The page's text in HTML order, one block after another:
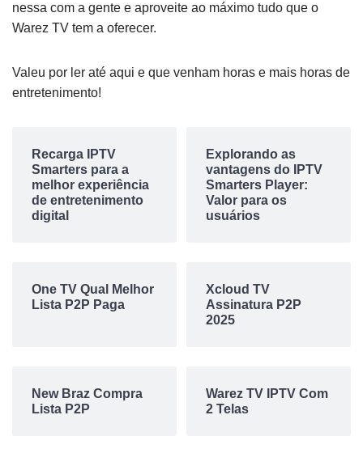
nessa com a gente e aproveite ao máximo tudo que o
Warez TV tem a oferecer.
Valeu por ler até aqui e que venham horas e mais horas de
entretenimento!
Recarga IPTV
Smarters para a
melhor experiência
de entretenimento
digital
Explorando as
vantagens do IPTV
Smarters Player:
Valor para os
usuários
One TV Qual Melhor
Lista P2P Paga
Xcloud TV
Assinatura P2P
2025
New Braz Compra
Lista P2P
Warez TV IPTV Com
2 Telas